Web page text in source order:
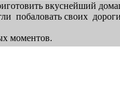
вкуснейший
побаловать своих
моментов.